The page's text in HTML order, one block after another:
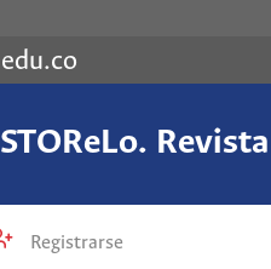
Registrarse